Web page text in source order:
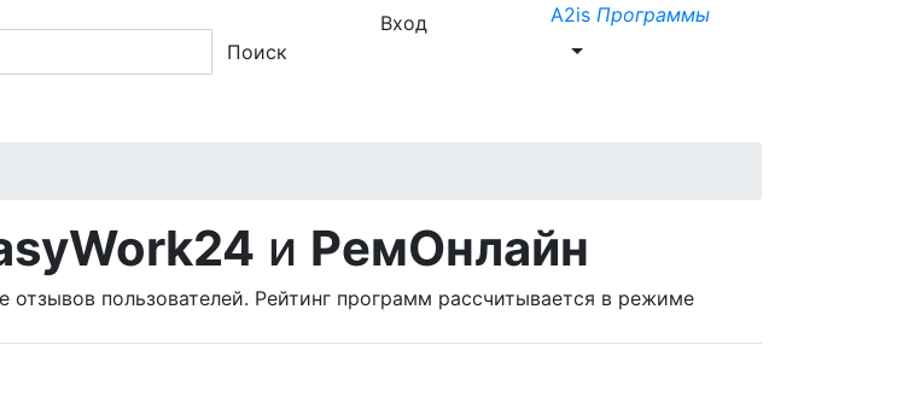
A2is Программы
Поиск
Вход
и РемОнлайн
отзывов пользователей. Рейтинг программ рассчитывается в режиме